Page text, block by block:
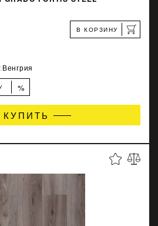
В КОРЗИНУ
Венгрия
%
КУПИТЬ